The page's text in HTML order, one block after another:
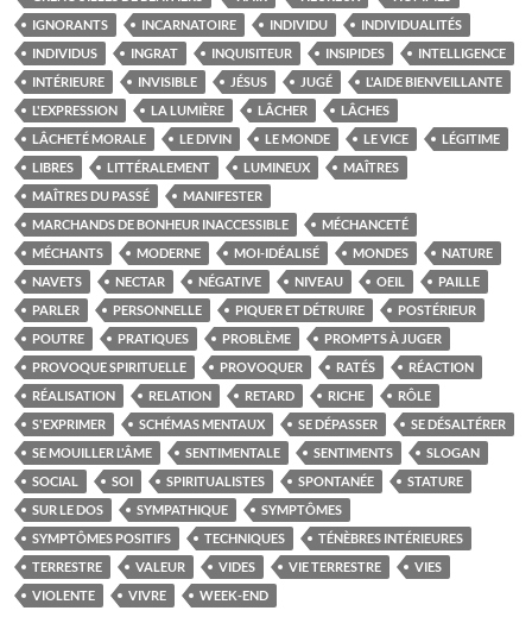
IGNORANTS
INCARNATOIRE INDIVIDU
INDIVIDUALITÉS
INDIVIDUS
INGRAT INQUISITEUR INSIPIDES
INTELLIGENCE
INTÉRIEURE
INVISIBLE JÉSUS JUGÉ
L'AIDE BIENVEILLANTE
L'EXPRESSION
LA LUMIÈRE LÂCHER
LÂCHES
LÂCHETÉ MORALE
LE DIVIN LE MONDE LE VICE
LÉGITIME
LIBRES
LITTÉRALEMENT LUMINEUX
MAÎTRES
MAÎTRES DU PASSÉ
MANIFESTER
MARCHANDS DE BONHEUR INACCESSIBLE
MÉCHANCETÉ
MÉCHANTS
MODERNE MOI-IDÉALISÉ MONDES
NATURE
NAVETS
NECTAR NÉGATIVE NIVEAU OEIL
PAILLE
PARLER
PERSONNELLE PIQUER ET DÉTRUIRE
POSTÉRIEUR
POUTRE
PRATIQUES PROBLÈME
PROMPTS À JUGER
PROVOQUE SPIRITUELLE
PROVOQUER RATÉS
RÉACTION
RÉALISATION
RELATION RETARD RICHE
RÔLE
S'EXPRIMER
SCHÉMAS MENTAUX SE DÉPASSER
SE DÉSALTÉRER
SE MOUILLER L'ÂME
SENTIMENTALE SENTIMENTS
SLOGAN
SOCIAL
SOI SPIRITUALISTES SPONTANÉE
STATURE
SUR LE DOS
SYMPATHIQUE
SYMPTÔMES
SYMPTÔMES POSITIFS
TECHNIQUES
TÉNÈBRES INTÉRIEURES
TERRESTRE
VALEUR VIDES VIE TERRESTRE
VIES
VIOLENTE
VIVRE WEEK-END